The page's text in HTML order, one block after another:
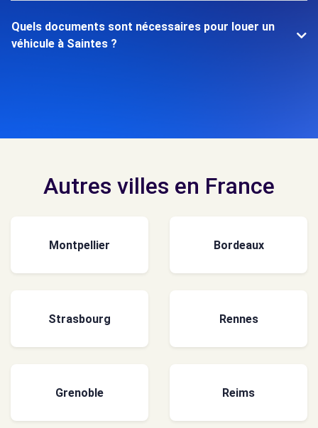
Quels documents sont nécessaires pour louer un
véhicule à Saintes ?
Autres villes en France
Montpellier Bordeaux
Strasbourg Rennes
Grenoble Reims